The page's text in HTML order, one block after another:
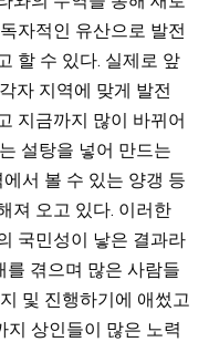
자적인 유산으로 발전
할 수 있다. 실제로 앞
자 지역에 맞게 발전
지금까지 많이 바뀌어
설탕을 넣어 만드는
에서 볼 수 있는 양갱 등
져 오고 있다. 이러한
국민성이 낳은 결과라
를 겪으며 많은 사람들
및 진행하기에 애썼고
지 상인들이 많은 노력